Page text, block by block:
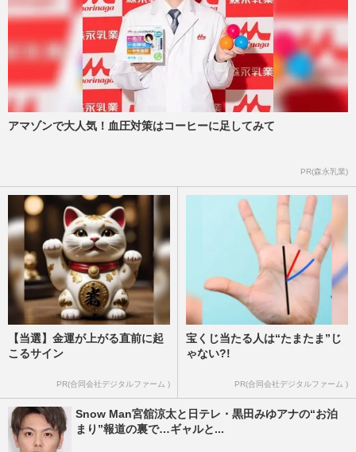
アマゾンで大人気！血圧対策はコーヒーに足してみて
PR(森永乳業)
【当選】金運が上がる直前に起
こるサイン
PR(合同会社デジタルファーム )
宝くじ当たる人は“たまたま”じ
ゃない?!
PR(合同会社デジタルファーム )
Snow Man宮舘涼太と日テレ・黒田みゆアナの“お泊
まり”報道の裏で…ギャルと...